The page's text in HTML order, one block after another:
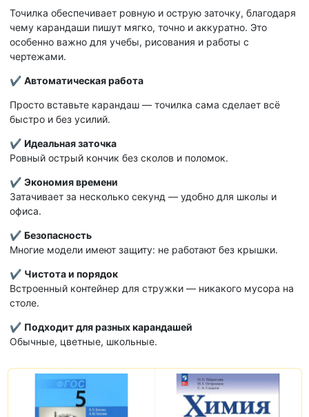
Точилка обеспечивает ровную и острую заточку, благодаря
чему карандаши пишут мягко, точно и аккуратно. Это
особенно важно для учебы, рисования и работы с
чертежами.
✔ Автоматическая работа
Просто вставьте карандаш — точилка сама сделает всё
быстро и без усилий.
✔ Идеальная заточка
Ровный острый кончик без сколов и поломок.
✔ Экономия времени
Затачивает за несколько секунд — удобно для школы и
офиса.
✔ Безопасность
Многие модели имеют защиту: не работают без крышки.
✔ Чистота и порядок
Встроенный контейнер для стружки — никакого мусора на
столе.
✔ Подходит для разных карандашей
Обычные, цветные, школьные.